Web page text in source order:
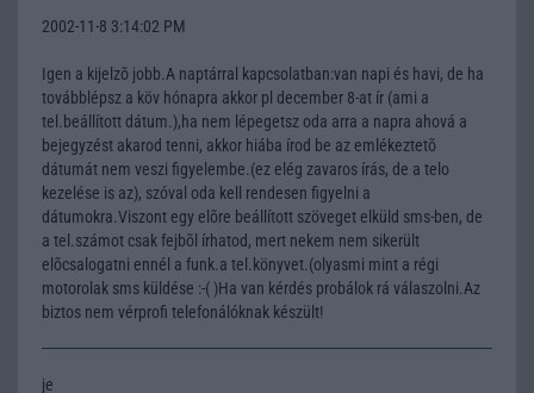
2002-11-8 3:14:02 PM
Igen a kijelzõ jobb.A naptárral kapcsolatban:van napi és havi, de ha
továbblépsz a köv hónapra akkor pl december 8-at ír (ami a
tel.beállított dátum.),ha nem lépegetsz oda arra a napra ahová a
bejegyzést akarod tenni, akkor hiába írod be az emlékeztetõ
dátumát nem veszi figyelembe.(ez elég zavaros írás, de a telo
kezelése is az), szóval oda kell rendesen figyelni a
dátumokra.Viszont egy elõre beállított szöveget elküld sms-ben, de
a tel.számot csak fejbõl írhatod, mert nekem nem sikerült
elõcsalogatni ennél a funk.a tel.könyvet.(olyasmi mint a régi
motorolak sms küldése :-( )Ha van kérdés probálok rá válaszolni.Az
biztos nem vérprofi telefonálóknak készült!
je